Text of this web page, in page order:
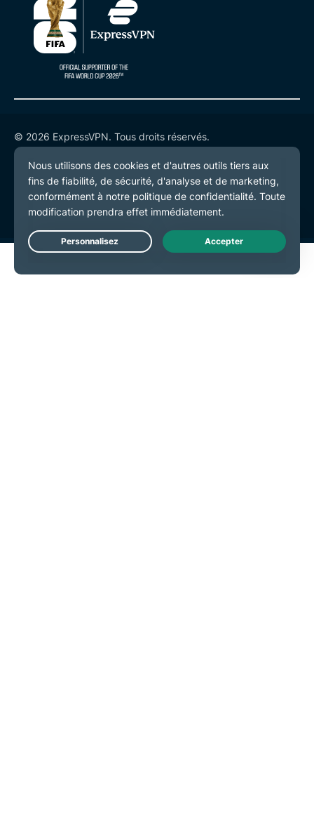
© 2026 ExpressVPN. Tous droits réservés.
Politique de confidentialité
Conditions de service
Préférences de cookies
Live Chat